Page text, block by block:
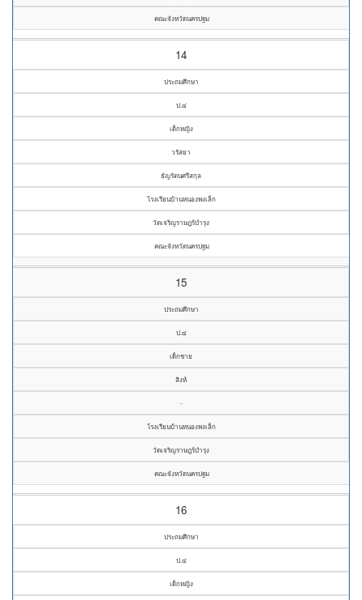
คณะจังหวัดนครปฐม
14
ประถมศึกษา
ป.๔
เด็กหญิง
วรัสยา
ธัญรัตนศรีสกุล
โรงเรียนบ้านหนองพงเล็ก
วัดเจริญราษฎร์บำรุง
คณะจังหวัดนครปฐม
15
ประถมศึกษา
ป.๔
เด็กชาย
สิงห์
-
โรงเรียนบ้านหนองพงเล็ก
วัดเจริญราษฎร์บำรุง
คณะจังหวัดนครปฐม
16
ประถมศึกษา
ป.๔
เด็กหญิง